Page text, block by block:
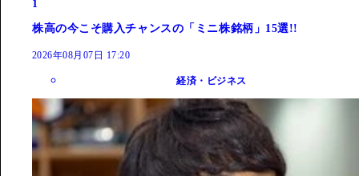
1
株高の今こそ購入チャンスの「ミニ株銘柄」15選!!
2026年08月07日 17:20
経済・ビジネス